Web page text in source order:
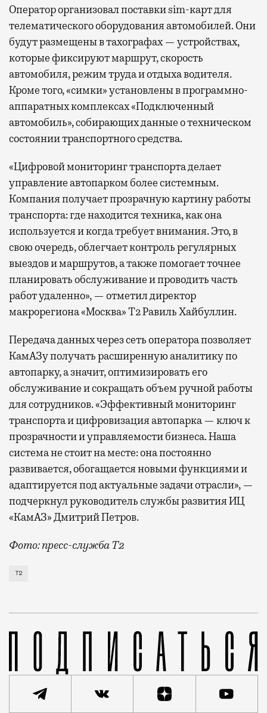
Оператор организовал поставки sim-карт для
телематического оборудования автомобилей. Они
будут размещены в тахографах — устройствах,
которые фиксируют маршрут, скорость
автомобиля, режим труда и отдыха водителя.
Кроме того, «симки» установлены в программно-
аппаратных комплексах «Подключенный
автомобиль», собирающих данные о техническом
состоянии транспортного средства.
«Цифровой мониторинг транспорта делает
управление автопарком более системным.
Компания получает прозрачную картину работы
транспорта: где находится техника, как она
используется и когда требует внимания. Это, в
свою очередь, облегчает контроль регулярных
выездов и маршрутов, а также помогает точнее
планировать обслуживание и проводить часть
работ удаленно», — отметил директор
макрорегиона «Москва» Т2 Равиль Хайбуллин.
Передача данных через сеть оператора позволяет
КамАЗу получать расширенную аналитику по
автопарку, а значит, оптимизировать его
обслуживание и сокращать объем ручной работы
для сотрудников. «Эффективный мониторинг
транспорта и цифровизация автопарка — ключ к
прозрачности и управляемости бизнеса. Наша
система не стоит на месте: она постоянно
развивается, обогащается новыми функциями и
адаптируется под актуальные задачи отрасли», —
подчеркнул руководитель службы развития ИЦ
«КамАЗ» Дмитрий Петров.
Фото: пресс-служба Т2
Т2 развивает решения для автомобильной
Т2